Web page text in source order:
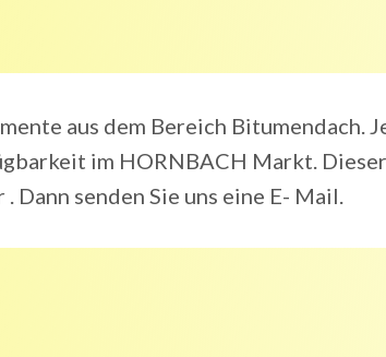
aus dem Bereich Bitumendach.
im HORNBACH Markt. Dieser
senden Sie uns eine E- Mail.